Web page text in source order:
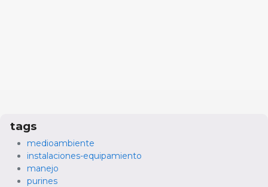
tags
medioambiente
instalaciones-equipamiento
manejo
purines